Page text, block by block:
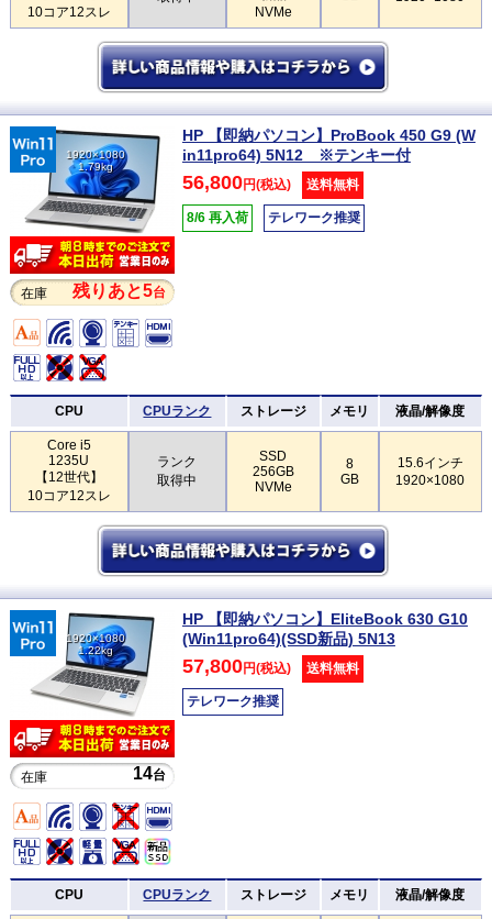
10コア12スレ
NVMe
1920×1080
1.79kg
在庫 残りあと5台
HP 【即納パソコン】ProBook 450 G9 (W
in11pro64) 5N12 ※テンキー付
56,800円(税込) 送料無料
8/6 再入荷 テレワーク推奨
CPU CPUランク ストレージ メモリ 液晶/解像度
Core i5
1235U
【12世代】
10コア12スレ
ランク
取得中
SSD
256GB
NVMe
8
GB
15.6インチ
1920×1080
1920×1080
1.22kg
在庫 14台
HP 【即納パソコン】EliteBook 630 G10
(Win11pro64)(SSD新品) 5N13
57,800円(税込) 送料無料
テレワーク推奨
CPU CPUランク ストレージ メモリ 液晶/解像度